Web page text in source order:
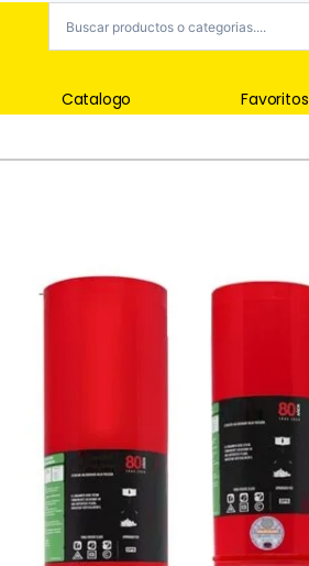
Catalogo Favoritos